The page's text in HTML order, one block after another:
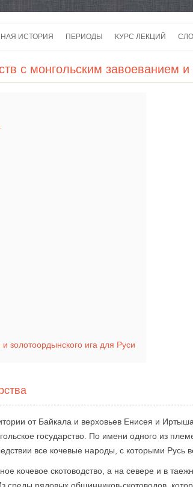
к
ИСТОРИЯ ПЕРИОДЫ КУРС ЛЕКЦИЙ
с монгольским завоеванием
золотоордынского ига для Руси
от Байкала и верховьев Енисея и
государство. По имени одного из
все кочевые народы, с которыми Русь
кочевое скотоводство, а на севере и в